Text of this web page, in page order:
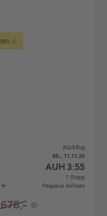
Rückflug
Mi., 11.11.26
AUH 3:55
1 Stopp
Pegasus Airlines
678,-